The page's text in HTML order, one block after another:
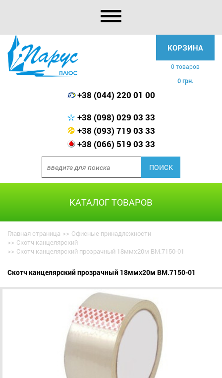
КОРЗИНА
0 товаров
0 грн.
+38 (044) 220 01 00
+38 (098) 029 03 33
+38 (093) 719 03 33
+38 (066) 519 03 33
КАТАЛОГ ТОВАРОВ
Главная страница >> Офисные принадлежности
>> Скотч канцелярский
>> Скотч канцелярский прозрачный 18ммх20м BM.7150-01
Скотч канцелярский прозрачный 18ммх20м BM.7150-01